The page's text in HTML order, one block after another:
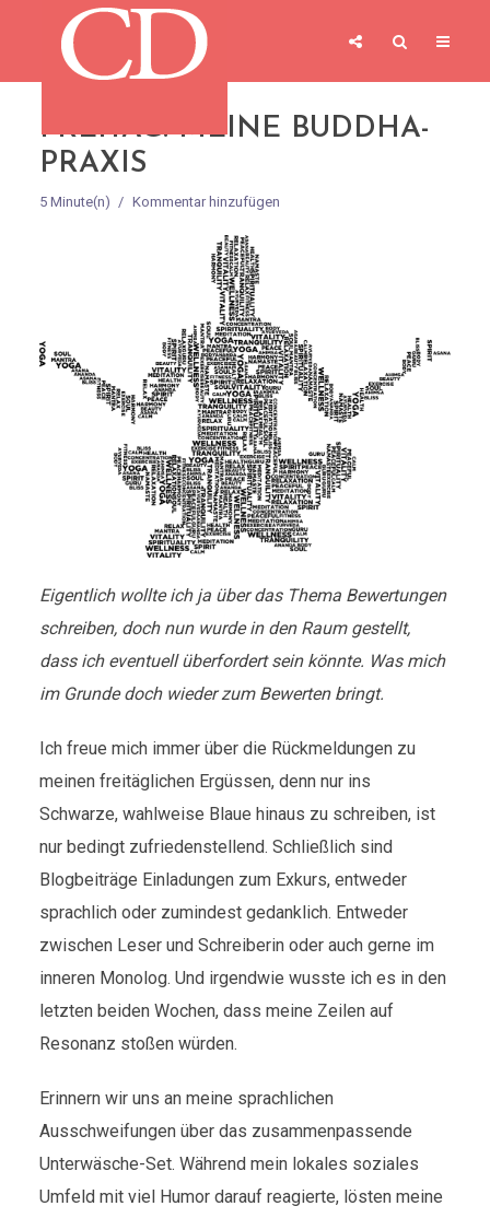
FREITAG: MEINE BUDDHA-
PRAXIS
5 Minute(n) Kommentar hinzufügen
Eigentlich wollte ich ja über das Thema Bewertungen
schreiben, doch nun wurde in den Raum gestellt,
dass ich eventuell überfordert sein könnte. Was mich
im Grunde doch wieder zum Bewerten bringt.
Ich freue mich immer über die Rückmeldungen zu
meinen freitäglichen Ergüssen, denn nur ins
Schwarze, wahlweise Blaue hinaus zu schreiben, ist
nur bedingt zufriedenstellend. Schließlich sind
Blogbeiträge Einladungen zum Exkurs, entweder
sprachlich oder zumindest gedanklich. Entweder
zwischen Leser und Schreiberin oder auch gerne im
inneren Monolog. Und irgendwie wusste ich es in den
letzten beiden Wochen, dass meine Zeilen auf
Resonanz stoßen würden.
Erinnern wir uns an meine sprachlichen
Ausschweifungen über das zusammenpassende
Unterwäsche-Set. Während mein lokales soziales
Umfeld mit viel Humor darauf reagierte, lösten meine